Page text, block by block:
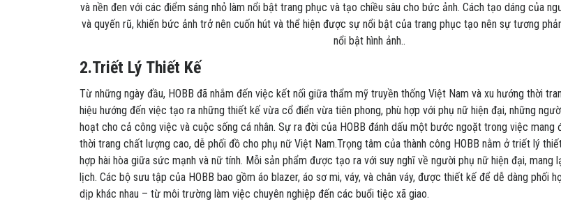
và nền đen với các điểm sáng nhỏ làm nổi bật trang phục và tạo chiều sâu cho bức ảnh. Cách tạo dáng của
và quyến rũ, khiến bức ảnh trở nên cuốn hút và thể hiện được sự nổi bật của trang phục tạo nên sự tương
nổi bật hình ảnh..
2.Triết Lý Thiết Kế
Từ những ngày đầu, HOBB đã nhắm đến việc kết nối giữa thẩm mỹ truyền thống Việt Nam và xu hướng thời
hiệu hướng đến việc tạo ra những thiết kế vừa cổ điển vừa tiên phong, phù hợp với phụ nữ hiện đại, những
hoạt cho cả công việc và cuộc sống cá nhân. Sự ra đời của HOBB đánh dấu một bước ngoặt trong việc mang
thời trang chất lượng cao, dễ phối đồ cho phụ nữ Việt Nam.Trọng tâm của thành công HOBB nằm ở triết lý
hợp hài hòa giữa sức mạnh và nữ tính. Mỗi sản phẩm được tạo ra với suy nghĩ về người phụ nữ hiện đại, mang
lịch. Các bộ sưu tập của HOBB bao gồm áo blazer, áo sơ mi, váy, và chân váy, được thiết kế để dễ dàng phối
dịp khác nhau – từ môi trường làm việc chuyên nghiệp đến các buổi tiệc xã giao.